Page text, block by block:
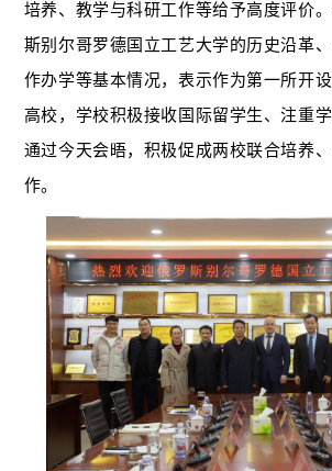
培养、教学与科研工作等给予高度评价
斯别尔哥罗德国立工艺大学的历史沿革
作办学等基本情况，表示作为第一所开
高校，学校积极接收国际留学生、注重
通过今天会晤，积极促成两校联合培养
作。